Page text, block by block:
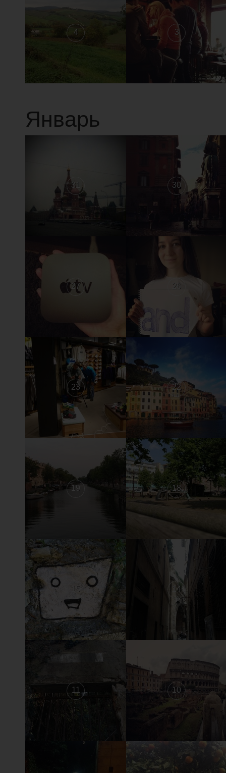
4 3
Январь
31 30
27 26
23 22
19 18
15 14
11 10